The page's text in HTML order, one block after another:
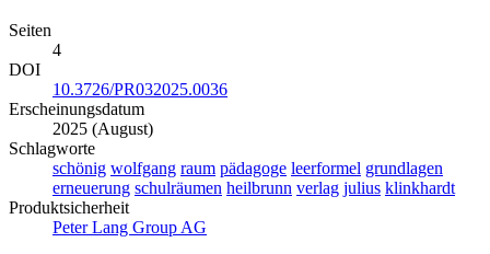
Seiten
4
DOI
10.3726/PR032025.0036
Erscheinungsdatum
2025 (August)
Schlagworte
schönig wolfgang raum pädagoge leerformel grundlagen
erneuerung schulräumen heilbrunn verlag julius klinkhardt
Produktsicherheit
Peter Lang Group AG